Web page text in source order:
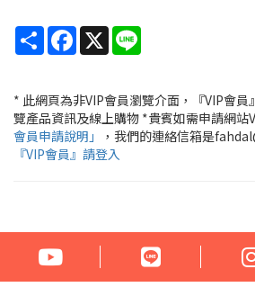
Share Facebook
X
* 此網頁為非VIP會員瀏覽介面，『VIP會
覽產品資訊及線上購物 *貴賓如需申請網站
會員申請說明」
，我們的連絡信箱是
『VIP會員』請登入
公司名稱：花言草語貿易有限公司
統一編號：97290531